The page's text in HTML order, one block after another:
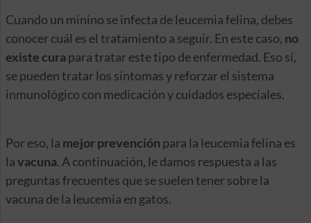
Cuando un minino se infecta de leucemia felina, debes
conocer cuál es el tratamiento a seguir. En este caso, no
existe cura para tratar este tipo de enfermedad. Eso sí,
se pueden tratar los síntomas y reforzar el sistema
inmunológico con medicación y cuidados especiales.
Por eso, la mejor prevención para la leucemia felina es
lavacuna. A continuación, le damos respuesta a las
preguntas frecuentes que se suelen tener sobre la
vacuna de la leucemia en gatos.